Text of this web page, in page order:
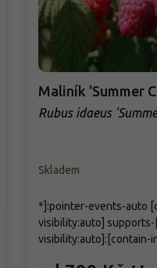
Maliník 'Summer
Rubus idaeus
Skladem
*]:pointer-events-auto
visibility:auto]
visibility:auto]:[contain-